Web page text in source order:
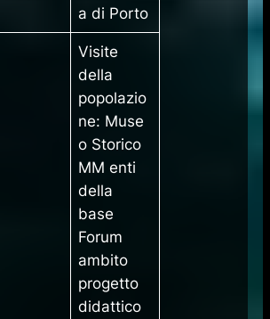
a di Porto
Visite
della
popolazio
ne: Muse
o Storico
MM enti
della
base
Forum
ambito
progetto
didattico